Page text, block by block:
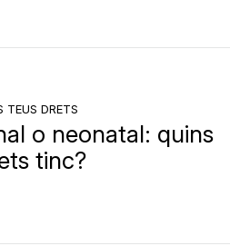
TEUS DRETS
o neonatal: quins
tinc?